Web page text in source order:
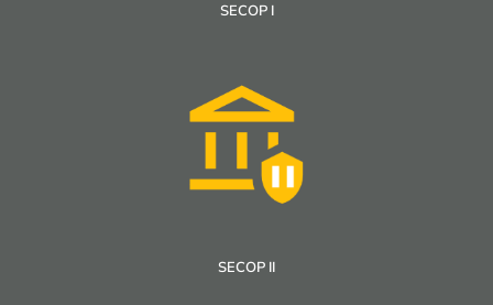
SECOP I
SECOP II